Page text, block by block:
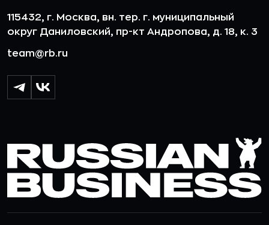
115432, г. Москва, вн. тер. г. муниципальный
округ Даниловский, пр-кт Андропова, д. 18, к. 3
team@rb.ru